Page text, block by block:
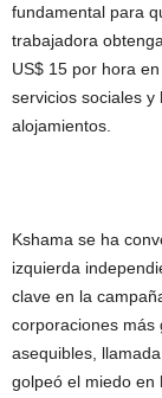
fundamental para
trabajadora
US$ 15 por hora
servicios sociales y
alojamientos.
Kshama se ha
izquierda
clave en la
corporaciones más
asequibles,
golpeó el miedo en